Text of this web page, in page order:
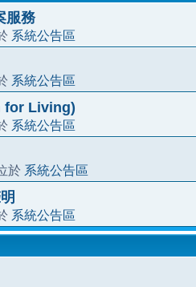
服務
系統公告區
系統公告區
for Living)
系統公告區
於 系統公告區
系統公告區